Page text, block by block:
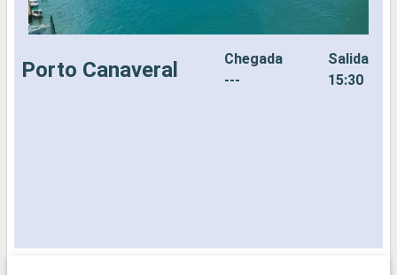
Porto Canaveral
Chegada
---
Salida
15:30